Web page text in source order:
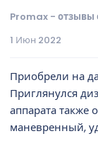
Promax - отзывы
1 Июн 2022
Приобрели на
Приглянулся
аппарата также
маневренный,